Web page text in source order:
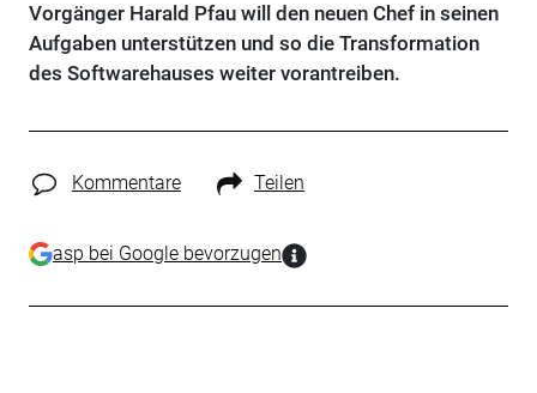
Vorgänger Harald Pfau will den neuen Chef in seinen
Aufgaben unterstützen und so die Transformation
des Softwarehauses weiter vorantreiben.
Kommentare Teilen
asp bei Google bevorzugen